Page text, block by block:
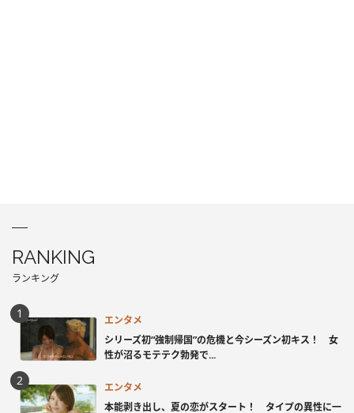
RANKING
ランキング
エンタメ
シリーズ初“強制帰国”の危機と今シーズン初キス！ 女
性が沼るモテテク勃発で...
エンタメ
本能剥き出し、夏の恋がスタート！ タイプの異性に一